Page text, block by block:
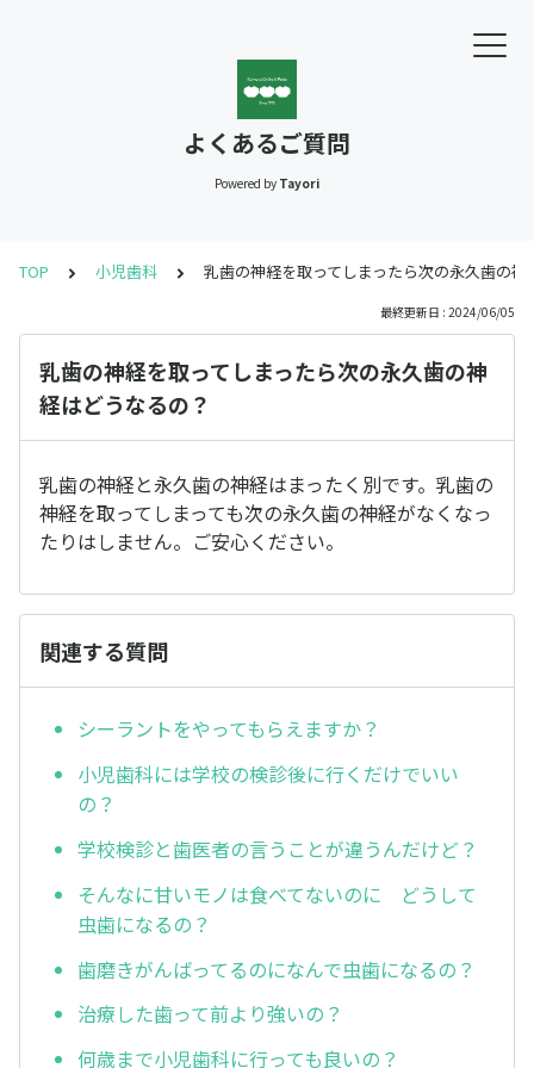
よくあるご質問
Powered by Tayori
TOP 小児歯科 乳歯の神経を取ってしまったら次の永久歯の神
最終更新日 : 2024/06/05
乳歯の神経を取ってしまったら次の永久歯の神
経はどうなるの？
乳歯の神経と永久歯の神経はまったく別です。乳歯の
神経を取ってしまっても次の永久歯の神経がなくなっ
たりはしません。ご安心ください。
関連する質問
シーラントをやってもらえますか？
小児歯科には学校の検診後に行くだけでいい
の？
学校検診と歯医者の言うことが違うんだけど？
そんなに甘いモノは食べてないのに どうして
虫歯になるの？
歯磨きがんばってるのになんで虫歯になるの？
治療した歯って前より強いの？
何歳まで小児歯科に行っても良いの？